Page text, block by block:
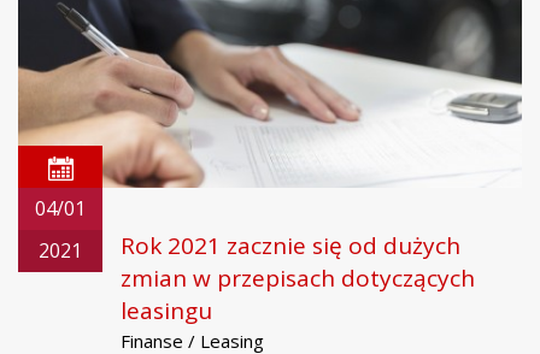
04/01
2021
Rok 2021 zacznie się od dużych
zmian w przepisach dotyczących
leasingu
Finanse / Leasing